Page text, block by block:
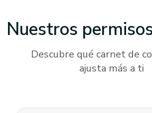
Nuestros
Descubre qué carnet de
ajusta más a ti